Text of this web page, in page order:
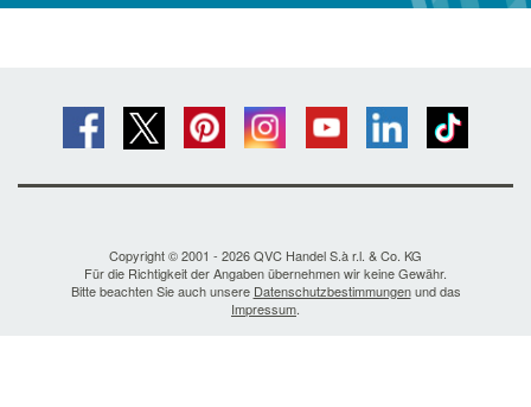
Copyright © 2001 - 2026 QVC Handel S.à r.l. & Co. KG
Für die Richtigkeit der Angaben übernehmen wir keine Gewähr.
Bitte beachten Sie auch unsere Datenschutzbestimmungenund das
Impressum.